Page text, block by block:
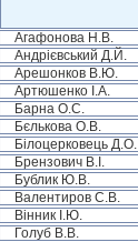
Агафонова Н.В.
Андрієвський Д.Й.
Арешонков В.Ю.
Артюшенко І.А.
Барна О.С.
Бєлькова О.В.
Білоцерковець Д.О.
Брензович В.І.
Бублик Ю.В.
Валентиров С.В.
Вінник І.Ю.
Голуб В.В.